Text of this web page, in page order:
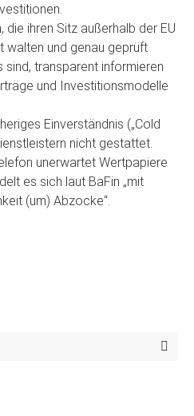
die ihren Sitz außerhalb der EU
walten und genau geprüft
transparent informieren
und Investitionsmodelle
Einverständnis („Cold
nicht gestattet.
unerwartet Wertpapiere
es sich laut BaFin „mit
(um) Abzocke“.